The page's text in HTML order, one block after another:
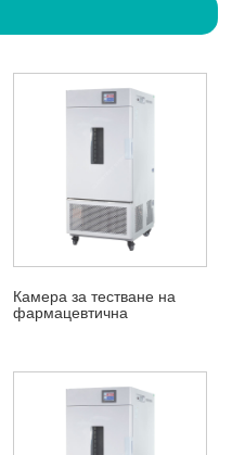
Камера за тестване на
фармацевтична